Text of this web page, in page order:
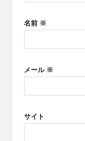
名前 ※
メール ※
サイト